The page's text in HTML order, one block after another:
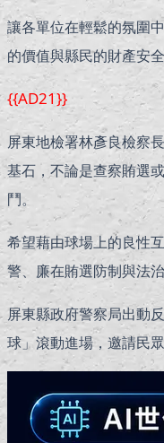
讓各單位在輕鬆的氛圍
的價值與縣民的財產安
{{AD21}}
屏東地檢署林彥良檢察
基石，不論是查察賄選
鬥。
希望藉由球場上的良性
警、廉在賄選防制與法
屏東縣政府警察局出動
球」滾動進場，邀請民